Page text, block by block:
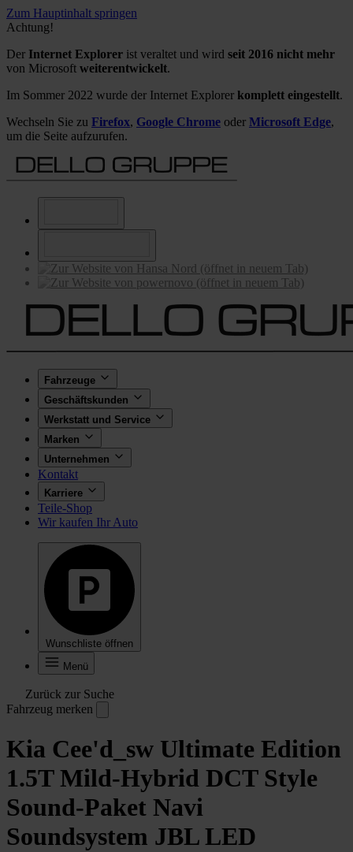
Zum Hauptinhalt springen
Achtung!
Der Internet Explorer ist veraltet und wird seit 2016 nicht mehr
von Microsoft weiterentwickelt.
Im Sommer 2022 wurde der Internet Explorer komplett eingestellt.
Wechseln Sie zu Firefox, Google Chrome oder Microsoft Edge,
um die Seite aufzurufen.
Fahrzeuge
Geschäftskunden
Werkstatt und Service
Marken
Unternehmen
Kontakt
Karriere
Teile-Shop
Wir kaufen Ihr Auto
Wunschliste öffnen
Menü
Zurück zur Suche
Fahrzeug merken
Kia Cee'd_sw Ultimate Edition
1.5T Mild-Hybrid DCT Style
Sound-Paket Navi
Soundsystem JBL LED